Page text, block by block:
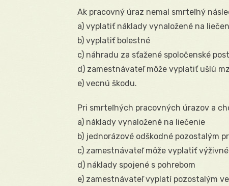
Ak pracovný úraz nemal smrteľný
a) vyplatiť náklady vynaložené na
b) vyplatiť bolestné
c) náhradu za sťažené spoločenské
d) zamestnávateľ môže vyplatiť ušlú
e) vecnú škodu.
Pri smrteľných pracovných úrazov a
a) náklady vynaložené na liečenie
b) jednorázové odškodné pozostalým
c) zamestnávateľ môže vyplatiť
d) náklady spojené s pohrebom
e) zamestnávateľ vyplatí pozostalým